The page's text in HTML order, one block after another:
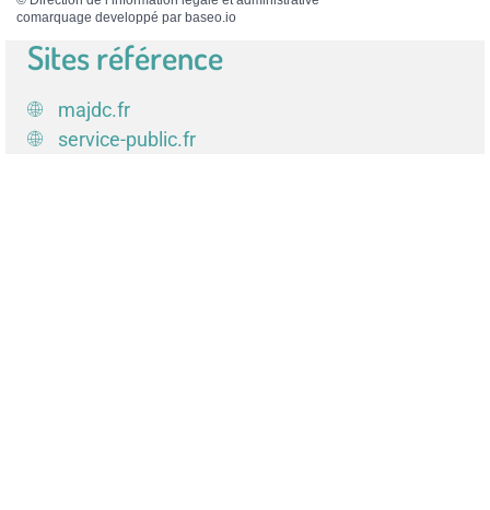
comarquage developpé par baseo.io
Sites référence
majdc.fr
service-public.fr